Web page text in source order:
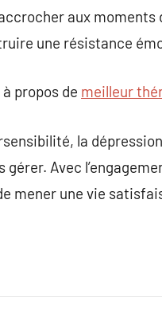
aux
une résistance
propos de meilleur
la
Avec
mener une vie